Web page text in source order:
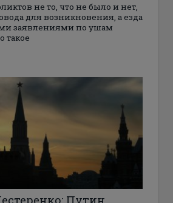
не то, что не было и нет,
для возникновения, а езда
заявлениями по ушам
такое
Путин